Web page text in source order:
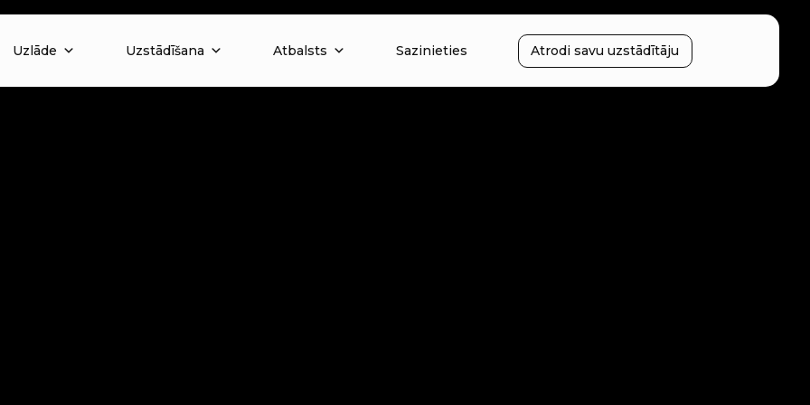
Uzlāde Uzstādīšana Atbalsts Sazinieties Atrodi savu uzstādītāju